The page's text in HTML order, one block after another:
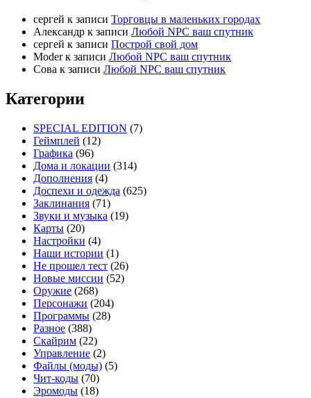
cергей к записи Торговцы в маленьких городах
Александр к записи Любой NPC ваш спутник
cергей к записи Построй свой дом
Moderк записи Любой NPC ваш спутник
Сова к записи Любой NPC ваш спутник
Категории
SPECIAL EDITION (7)
Геймплей (12)
Графика (96)
Дома и локации (314)
Дополнения (4)
Доспехи и одежда (625)
Заклинания (71)
Звуки и музыка (19)
Карты (20)
Настройки (4)
Наши истории (1)
Не прошел тест (26)
Новые миссии (52)
Оружие (268)
Персонажи (204)
Программы (28)
Разное (388)
Скайрим (22)
Управление (2)
Файлы (моды) (5)
Чит-коды (70)
Эромоды (18)